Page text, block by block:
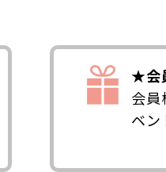
★会
会員
ベン